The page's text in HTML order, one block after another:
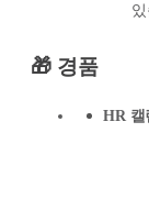
🎁 경품
HR 캘